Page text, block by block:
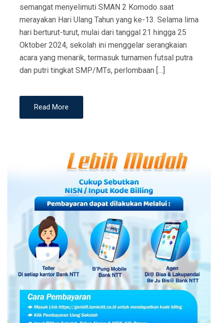
semangat menyelimuti SMAN 2 Komodo saat
merayakan Hari Ulang Tahun yang ke-13. Selama lima
hari berturut-turut, mulai dari tanggal 21 hingga 25
Oktober 2024, sekolah ini menggelar serangkaian
acara yang menarik, termasuk turnamen futsal putra
dan putri tingkat SMP/MTs, perlombaan […]
Read More